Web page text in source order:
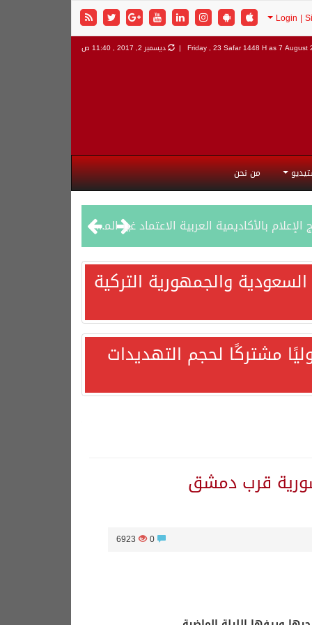
Friday , 23 Safar 1448 H as7 August ديسمبر 2, 2017 , 11:40 ص
من نحن
التركية وجمهورية باكستان الإسلامية.
والجمهورية التركية
مشتركًا لحجم التهديدات
قرب دمشق
0
6923